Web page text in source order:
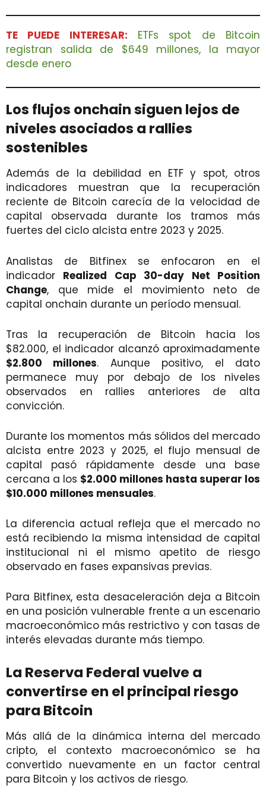
TE PUEDE INTERESAR:
ETFs spot de Bitcoin
registran salida de $649 millones, la mayor
desde enero
Los flujos onchain siguen lejos de
niveles asociados a rallies
sostenibles
Además de la debilidad en ETF y spot, otros
indicadores muestran que la recuperación
reciente de Bitcoin carecía de la velocidad de
capital observada durante los tramos más
fuertes del ciclo alcista entre 2023 y 2025.
Analistas de Bitfinex se enfocaron en el
indicador Realized Cap 30-day Net Position
Change, que mide el movimiento neto de
capital onchain durante un período mensual.
Tras la recuperación de Bitcoin hacia los
$82.000, el indicador alcanzó aproximadamente
$2.800 millones. Aunque positivo, el dato
permanece muy por debajo de los niveles
observados en rallies anteriores de alta
convicción.
Durante los momentos más sólidos del mercado
alcista entre 2023 y 2025, el flujo mensual de
capital pasó rápidamente desde una base
cercana a los $2.000 millones hasta superar los
$10.000 millones mensuales.
La diferencia actual refleja que el mercado no
está recibiendo la misma intensidad de capital
institucional ni el mismo apetito de riesgo
observado en fases expansivas previas.
Para Bitfinex, esta desaceleración deja a Bitcoin
en una posición vulnerable frente a un escenario
macroeconómico más restrictivo y con tasas de
interés elevadas durante más tiempo.
La Reserva Federal vuelve a
convertirse en el principal riesgo
para Bitcoin
Más allá de la dinámica interna del mercado
cripto, el contexto macroeconómico se ha
convertido nuevamente en un factor central
para Bitcoin y los activos de riesgo.